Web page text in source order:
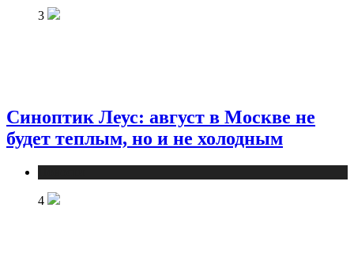
3
Синоптик Леус: август в Москве не
будет теплым, но и не холодным
4